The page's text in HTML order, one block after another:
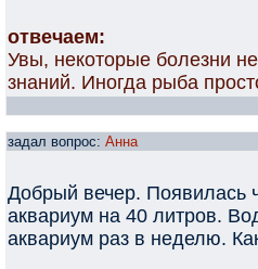
отвечаем:
Увы, некоторые болезни
знаний. Иногда рыба
задал вопрос: Анна
Добрый вечер. Появилась
аквариум на 40 литров.
аквариум раз в неделю.